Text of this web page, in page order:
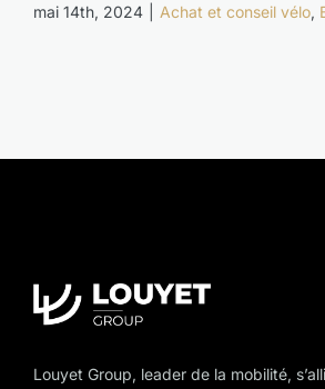
mai 14th, 2024 Achat et conseil vélo,
Louyet Group, leader de la mobilité,